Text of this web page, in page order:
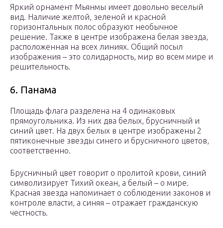
Яркий орнамент Мьянмы имеет довольно веселый
вид. Наличие желтой, зеленой и красной
горизонтальных полос образуют необычное
решение. Также в центре изображена белая звезда,
расположенная на всех линиях. Общий посыл
изображения – это солидарность, мир во всем мире и
решительность.
6. Панама
Площадь флага разделена на 4 одинаковых
прямоугольника. Из них два белых, брусничный и
синий цвет. На двух белых в центре изображены 2
пятиконечные звезды синего и брусничного цветов,
соответственно.
Брусничный цвет говорит о пролитой крови, синий
символизирует Тихий океан, а белый – о мире.
Красная звезда напоминает о соблюдении законов и
контроле власти, а синяя – отражает гражданскую
честность.